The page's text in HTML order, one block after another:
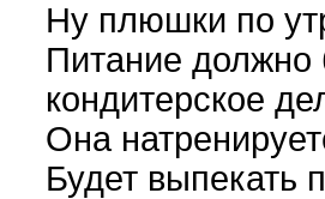
Ну плюшки по
Питание должно
кондитерское
Она
Будет выпекать